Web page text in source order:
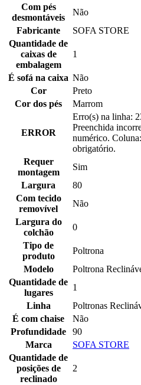
Com pés
desmontáveis
Não
Fabricante
SOFA STORE
Quantidade de
caixas de
embalagem
1
É sofá na caixa Não
Cor
Preto
Cor dos pés
Marrom
ERROR
Erro(s) na linha:
Preenchida
numérico.
obrigatório.
Requer
montagem
Sim
Largura
80
Com tecido
removível
Não
Largura do
colchão
0
Tipo de
produto
Poltrona
Modelo
Poltrona
Quantidade de
lugares
1
Linha
Poltronas
É com chaise
Não
Profundidade
90
Marca
SOFA STORE
Quantidade de
posições de
reclinado
2